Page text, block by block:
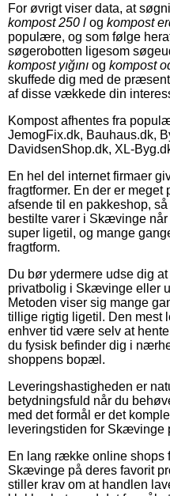
For øvrigt viser data, at
kompost 250 l og kompost
populære, og som følge
søgerobotten ligesom
kompost yığını og kompost
skuffede dig med de
af disse vækkede din
Kompost afhentes fra
JemogFix.dk, Bauhaus.dk,
DavidsenShop.dk, XL-
En hel del internet firmaer
fragtformer. En der er
afsende til en pakkeshop,
bestilte varer i Skævinge
super ligetil, og mange
fragtform.
Du bør ydermere udse dig
privatbolig i Skævinge eller
Metoden viser sig mange
tillige rigtig ligetil. Den mest
enhver tid være selv at
du fysisk befinder dig i
shoppens bopæl.
Leveringshastigheden er
betydningsfuld når du
med det formål er det
leveringstiden for Skævinge
En lang række online shops
Skævinge på deres favorit
stiller krav om at handlen